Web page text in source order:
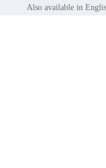
Also available in